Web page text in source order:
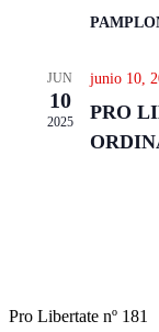
JUN
10
2025
junio 10,
PRO
Pro Libertate nº 181